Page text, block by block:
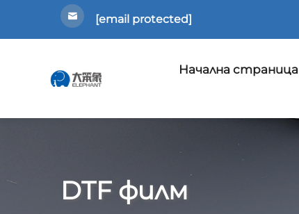
[email protected]
Начална страница
DTF филм